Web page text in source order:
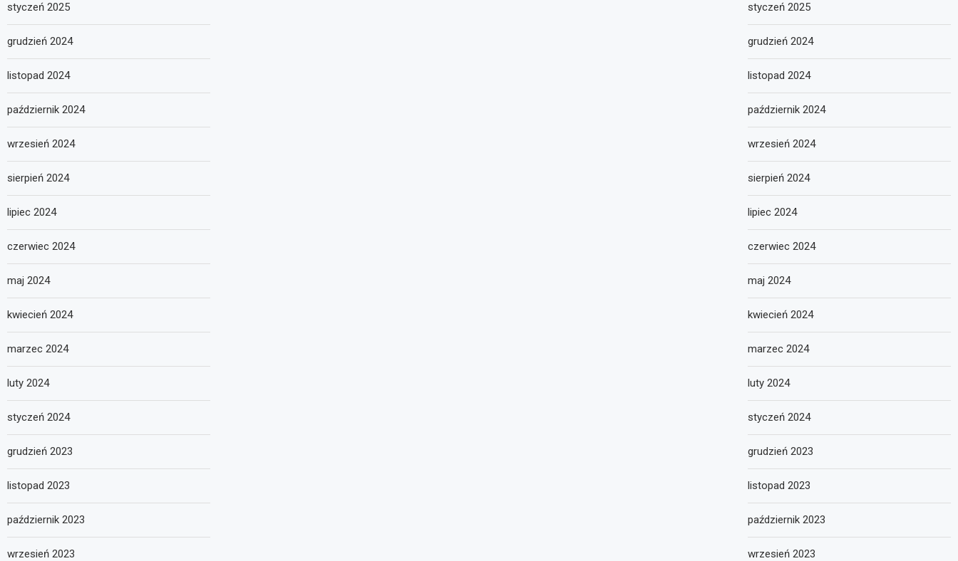
styczeń 2025
grudzień 2024
listopad 2024
październik 2024
wrzesień 2024
sierpień 2024
lipiec 2024
czerwiec 2024
maj 2024
kwiecień 2024
marzec 2024
luty 2024
styczeń 2024
grudzień 2023
listopad 2023
październik 2023
wrzesień 2023
styczeń 2025
grudzień 2024
listopad 2024
październik 2024
wrzesień 2024
sierpień 2024
lipiec 2024
czerwiec 2024
maj 2024
kwiecień 2024
marzec 2024
luty 2024
styczeń 2024
grudzień 2023
listopad 2023
październik 2023
wrzesień 2023